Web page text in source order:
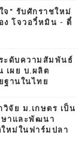
จ" รับศักราชใหม่
ง โจวอวี๋หมิน - ตี๋
ะดับความสัมพันธ์
เผย บ.ผลิต
ฐานในไทย
จัย ม.เกษตร เป็น
ษาและพัฒนา
หม่ในฟาร์มปลา